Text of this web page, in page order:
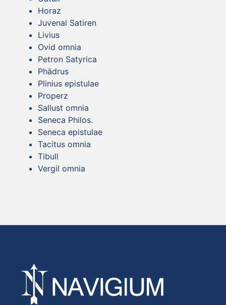
Horaz
Juvenal Satiren
Livius
Ovid omnia
Petron Satyrica
Phädrus
Plinius epistulae
Properz
Sallust omnia
Seneca Philos.
Seneca epistulae
Tacitus omnia
Tibull
Vergil omnia